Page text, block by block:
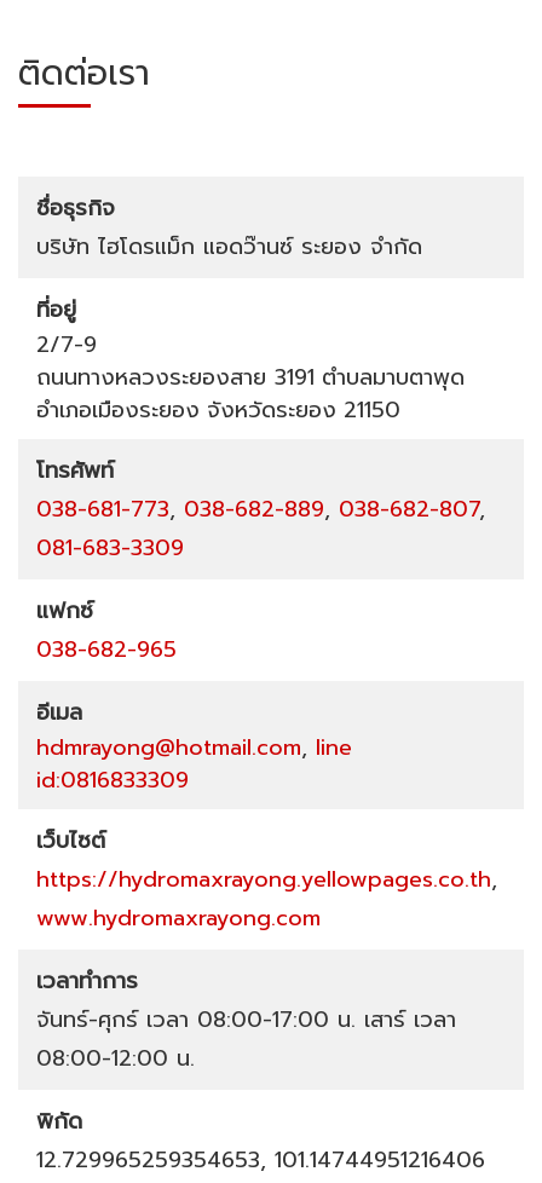
ติดต่อเรา
ชื่อธุรกิจ
บริษัท ไฮโดรแม็ก แอดว๊านซ์ ระยอง จำกัด
ที่อยู่
2/7-9
ถนนทางหลวงระยองสาย 3191 ตำบลมาบตาพุด
อำเภอเมืองระยอง จังหวัดระยอง 21150
โทรศัพท์
038-681-773, 038-682-889, 038-682-807,
081-683-3309
แฟกซ์
038-682-965
อีเมล
hdmrayong@hotmail.com, line
id:0816833309
เว็บไซต์
https://hydromaxrayong.yellowpages.co.th,
www.hydromaxrayong.com
เวลาทำการ
จันทร์-ศุกร์ เวลา 08:00-17:00 น. เสาร์ เวลา
08:00-12:00 น.
พิกัด
12.729965259354653, 101.14744951216406